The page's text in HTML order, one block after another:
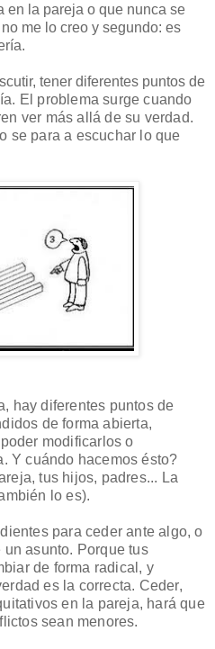
en la pareja o que nunca se
me lo creo y segundo: es
tener diferentes puntos de
ía. El problema surge cuando
ver más allá de su verdad.
se para a escuchar lo que
hay diferentes puntos de
de forma abierta,
modificarlos o
Y cuándo hacemos ésto?
tus hijos, padres... La
lo es).
para ceder ante algo, o
asunto. Porque tus
de forma radical, y
es la correcta. Ceder,
en la pareja, hará que
sean menores.